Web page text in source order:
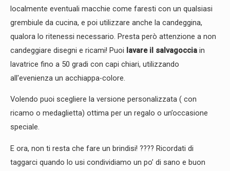
localmente eventuali macchie come faresti con un qualsiasi
grembiule da cucina, e poi utilizzare anche la candeggina,
qualora lo ritenessi necessario. Presta però attenzione a non
candeggiare disegni e ricami! Puoi lavare il salvagoccia in
lavatrice fino a 50 gradi con capi chiari, utilizzando
all'evenienza un acchiappa-colore.
Volendo puoi scegliere la versione personalizzata ( con
ricamo o medaglietta) ottima per un regalo o un’occasione
speciale.
E ora, non ti resta che fare un brindisi! ???? Ricordati di
taggarci quando lo usi condividiamo un po’ di sano e buon